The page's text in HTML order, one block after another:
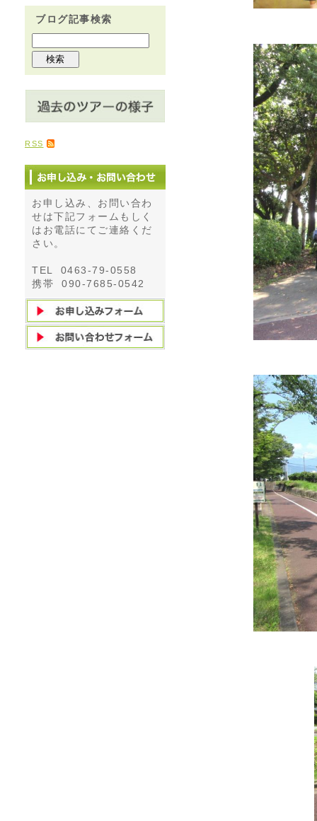
ブログ記事検索
RSS
お申し込み、お問い合わ
せは下記フォームもしく
はお電話にてご連絡くだ
さい。
TEL 0463-79-0558
携帯 090-7685-0542